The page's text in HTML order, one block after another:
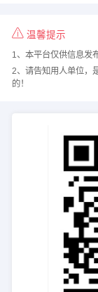
温馨提示
1、本平台仅供信息发
2、请告知用人单位，
的！